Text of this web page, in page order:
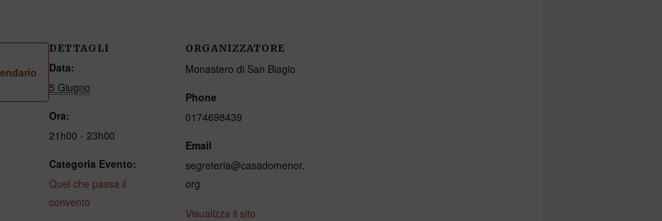
DETTAGLI
Data:
5 Giugno
Ora:
21h00 - 23h00
Categoria Evento:
Quel che passa il
convento
ORGANIZZATORE
Monastero di San Biagio
Phone
0174698439
Email
segreteria@casadomenor.
org
Visualizza il sito